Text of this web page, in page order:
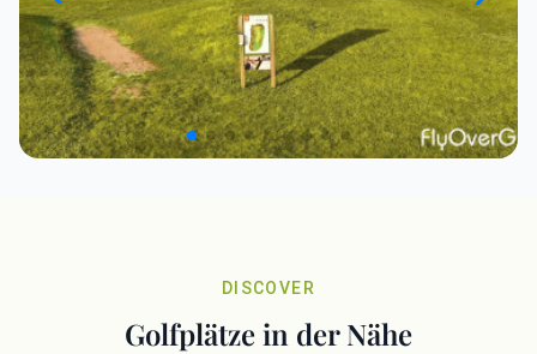
DISCOVER
Golfplätze in der Nähe